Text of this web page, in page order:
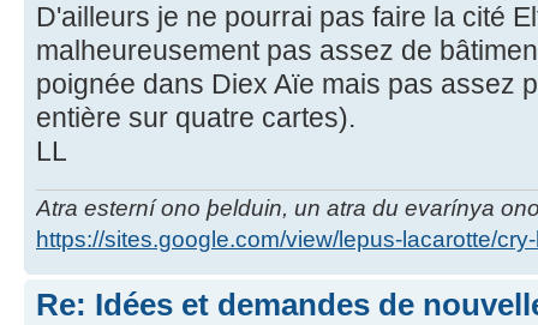
D'ailleurs je ne pourrai pas faire la cité
malheureusement pas assez de
poignée dans Diex Aïe mais pas assez
entière sur quatre cartes).
LL
Atra esterní ono þelduin, un atra du evarínya
https://sites.google.com/view/lepus-lacarotte/
Re: Idées et demandes de